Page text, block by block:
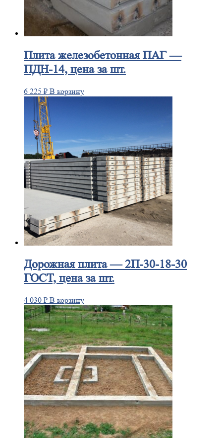
Плитажелезобетонная ПАГ —
ПДН-14, цена за шт.
6 225 ₽ В корзину
Дорожнаяплита — 2П-30-18-30
ГОСТ, цена за шт.
4 030 ₽ В корзину